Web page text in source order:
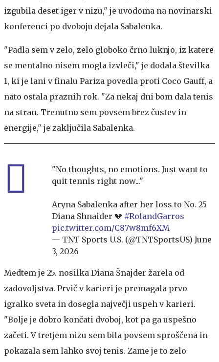
izgubila deset iger v nizu," je uvodoma na novinarski
konferenci po dvoboju dejala Sabalenka.
"Padla sem v zelo, zelo globoko črno luknjo, iz katere
se mentalno nisem mogla izvleči," je dodala številka
1, ki je lani v finalu Pariza povedla proti Coco Gauff, a
nato ostala praznih rok. "Za nekaj dni bom dala tenis
na stran. Trenutno sem povsem brez čustev in
energije," je zaključila Sabalenka.
"No thoughts, no emotions. Just want to
quit tennis right now..."
Aryna Sabalenka after her loss to No. 25
Diana Shnaider 💔 #RolandGarros
pic.twitter.com/C87w8mf6XM
— TNT Sports U.S. (@TNTSportsUS) June
3, 2026
Medtem je 25. nosilka Diana Šnajder žarela od
zadovoljstva. Prvič v karieri je premagala prvo
igralko sveta in dosegla največji uspeh v karieri.
"Bolje je dobro končati dvoboj, kot pa ga uspešno
začeti. V tretjem nizu sem bila povsem sproščena in
pokazala sem lahko svoj tenis. Zame je to zelo